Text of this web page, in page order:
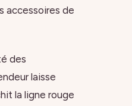
accessoires de
des
laisse
la ligne rouge